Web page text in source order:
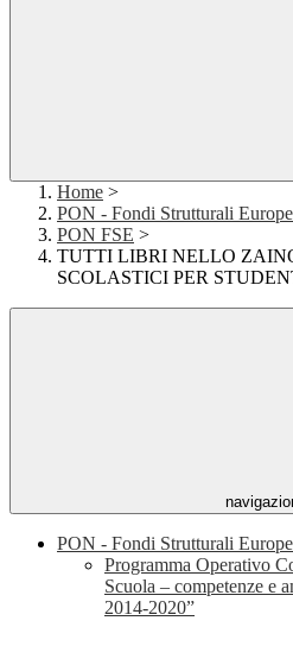
Home >
PON - Fondi Strutturali
PON FSE >
TUTTI LIBRI NELLO
SCOLASTICI PER
PON - Fondi Strutturali
Programma Operativo
Scuola – competenze e
2014-2020”